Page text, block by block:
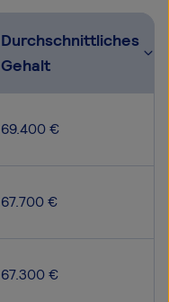
Durchschnittliches
Gehalt
69.400 €
67.700 €
67.300 €